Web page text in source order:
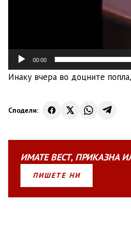
00:00
Инаку вчера во доцните
Сподели:
ИМАТЕВЕСТ, ПРИКАЗНА
ПИШЕТЕ НИ